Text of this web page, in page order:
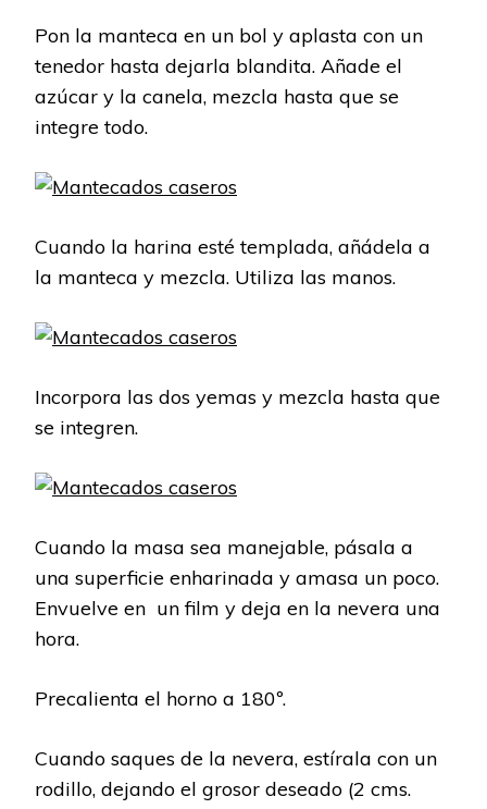
Pon la manteca en un bol y aplasta con un
tenedor hasta dejarla blandita. Añade el
azúcar y la canela, mezcla hasta que se
integre todo.
Cuando la harina esté templada, añádela a
la manteca y mezcla. Utiliza las manos.
Incorpora las dos yemas y mezcla hasta que
se integren.
Cuando la masa sea manejable, pásala a
una superficie enharinada y amasa un poco.
Envuelve en un film y deja en la nevera una
hora.
Precalienta el horno a 180º.
Cuando saques de la nevera, estírala con un
rodillo, dejando el grosor deseado (2 cms.